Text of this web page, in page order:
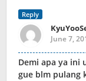
Reply
June 7,
Demi apa ya ini
gue blm pulang